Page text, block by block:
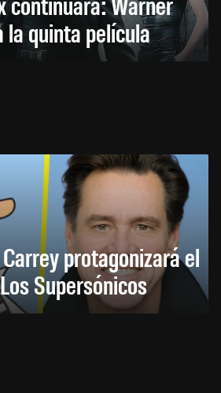
la quinta película
protagonizará el
Supersónicos